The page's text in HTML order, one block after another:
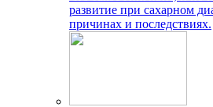
развитие при сахарном
причинах и последствиях.